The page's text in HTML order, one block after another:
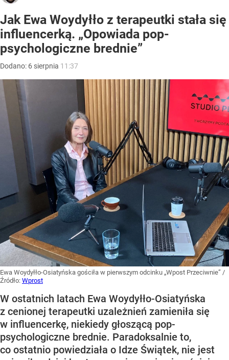
Jak Ewa Woydyłło z terapeutki stała się
influencerką. „Opowiada pop-
psychologiczne brednie”
Dodano: 6 sierpnia 11:37
Ewa Woydyłło-Osiatyńska gościła w pierwszym odcinku „Wpost Przeciwnie” /
Źródło: Wprost
W ostatnich latach Ewa Woydyłło-Osiatyńska
z cenionej terapeutki uzależnień zamieniła się
w influencerkę, niekiedy głoszącą pop-
psychologiczne brednie. Paradoksalnie to,
co ostatnio powiedziała o Idze Świątek, nie jest